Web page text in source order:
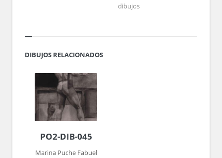
dibujos
DIBUJOS RELACIONADOS
PO2-DIB-045
Marina Puche Fabuel